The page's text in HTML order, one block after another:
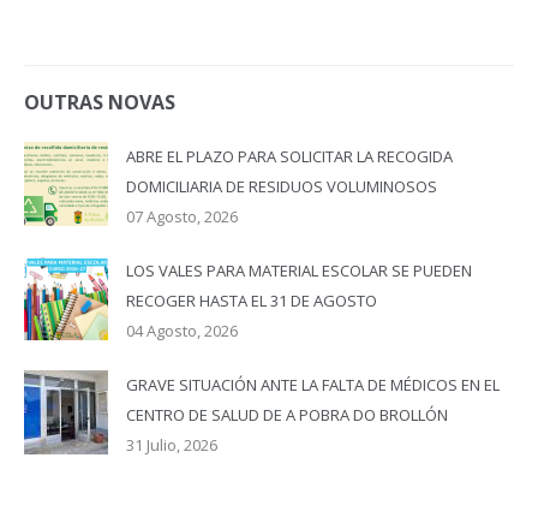
OUTRAS NOVAS
ABRE EL PLAZO PARA SOLICITAR LA RECOGIDA
DOMICILIARIA DE RESIDUOS VOLUMINOSOS
07 Agosto, 2026
LOS VALES PARA MATERIAL ESCOLAR SE PUEDEN
RECOGER HASTA EL 31 DE AGOSTO
04 Agosto, 2026
GRAVE SITUACIÓN ANTE LA FALTA DE MÉDICOS EN EL
CENTRO DE SALUD DE A POBRA DO BROLLÓN
31 Julio, 2026